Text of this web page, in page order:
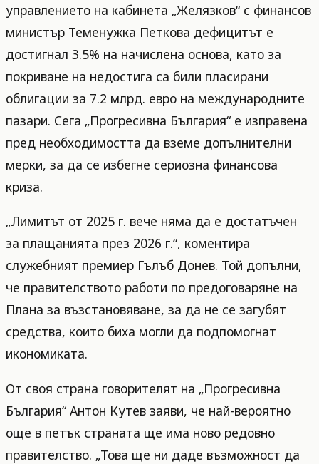
управлението на кабинета „Желязков“ с финансов
министър Теменужка Петкова дефицитът е
достигнал 3.5% на начислена основа, като за
покриване на недостига са били пласирани
облигации за 7.2 млрд. евро на международните
пазари. Сега „Прогресивна България“ е изправена
пред необходимостта да вземе допълнителни
мерки, за да се избегне сериозна финансова
криза.
„Лимитът от 2025 г. вече няма да е достатъчен
за плащанията през 2026 г.“, коментира
служебният премиер Гълъб Донев. Той допълни,
че правителството работи по предоговаряне на
Плана за възстановяване, за да не се загубят
средства, които биха могли да подпомогнат
икономиката.
От своя страна говорителят на „Прогресивна
България“ Антон Кутев заяви, че най-вероятно
още в петък страната ще има ново редовно
правителство. „Това ще ни даде възможност да